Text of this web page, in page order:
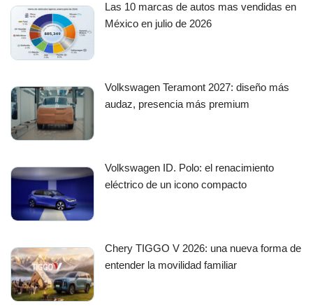
Las 10 marcas de autos mas vendidas en
México en julio de 2026
Volkswagen Teramont 2027: diseño más
audaz, presencia más premium
Volkswagen ID. Polo: el renacimiento
eléctrico de un icono compacto
Chery TIGGO V 2026: una nueva forma de
entender la movilidad familiar